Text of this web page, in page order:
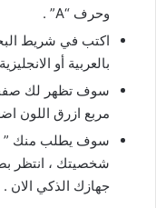
وحرف “A” .
بالعربية أو
مربع ازرق اللون
شخصيتك ، انتظر
جهازك الذكي الان .